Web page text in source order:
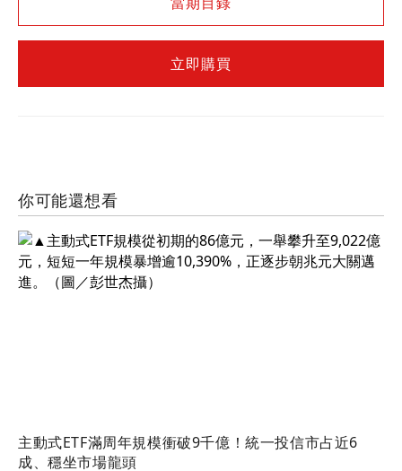
立即購買
你可能還想看
主動式ETF滿周年規模衝破9千億！統一投信市占近6
成、穩坐市場龍頭